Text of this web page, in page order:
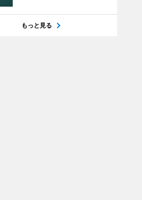
もっと見る